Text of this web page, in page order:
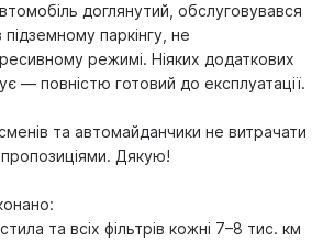
доглянутий, обслуговувався
паркінгу, не
режимі. Ніяких додаткових
— повністю готовий до експлуатації.
та автомайданчики не витрачати
пропозиціями. Дякую!
та всіх фільтрів кожні 7–8 тис. км